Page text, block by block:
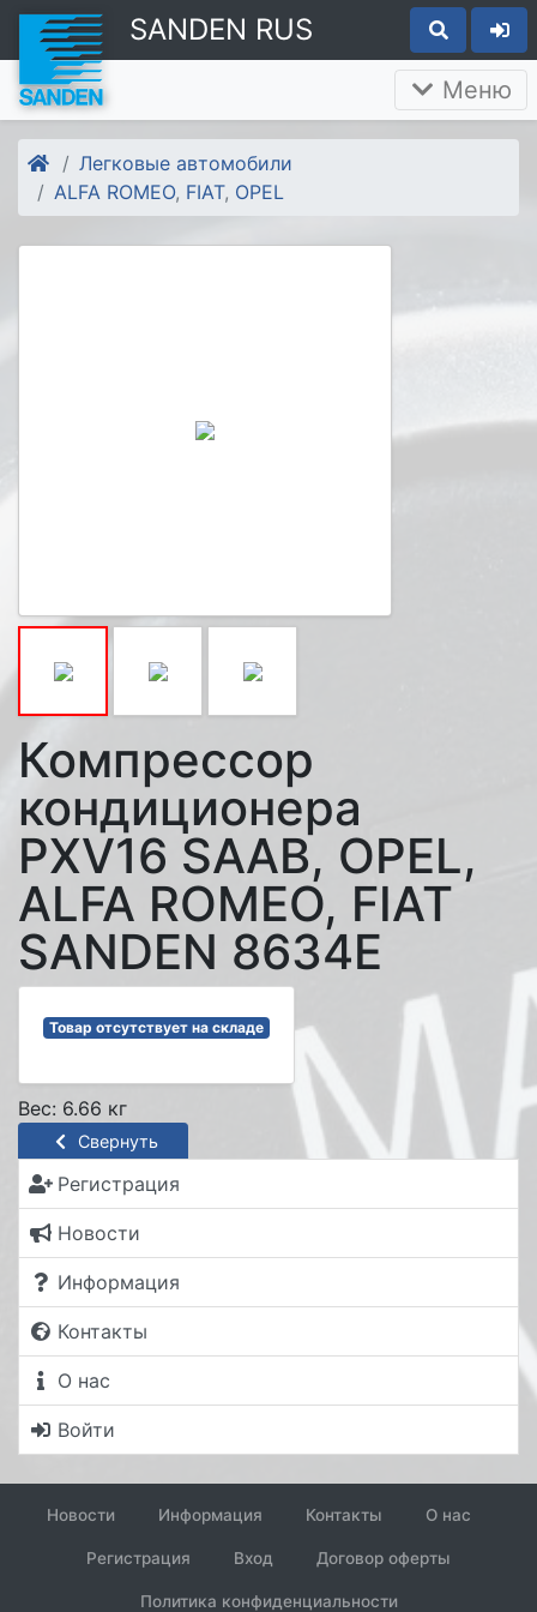
SANDEN RUS
Меню
Свернуть
Регистрация
Новости
Информация
Контакты
О нас
Войти
Легковые автомобили
ALFA ROMEO, FIAT, OPEL
Компрессор
кондиционера
PXV16 SAAB, OPEL,
ALFA ROMEO, FIAT
SANDEN 8634E
Товар отсутствует на складе
Вес: 6.66 кг
Новости Информация Контакты О нас
Регистрация Вход Договор оферты
Политика конфиденциальности